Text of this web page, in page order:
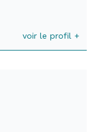
voir le profil +